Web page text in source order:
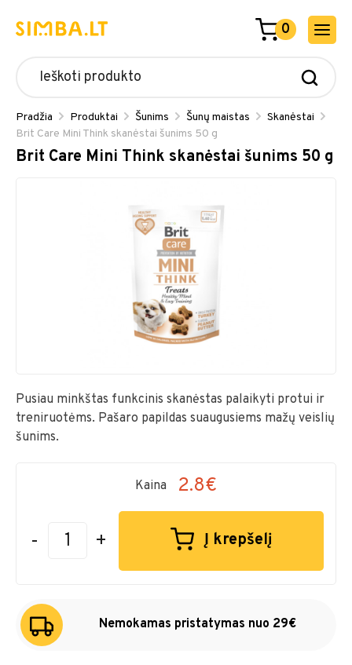
0
Pradžia Produktai Šunims Šunų maistas
Skanėstai
Brit Care Mini Think skanėstai šunims 50 g
Brit Care Mini Think skanėstai šunims 50 g
Pusiau minkštas funkcinis skanėstas palaikyti protui ir
treniruotėms. Pašaro papildas suaugusiems mažų veislių
šunims.
Kaina 2.8€
- + Į krepšelį
Nemokamas pristatymas nuo 29€